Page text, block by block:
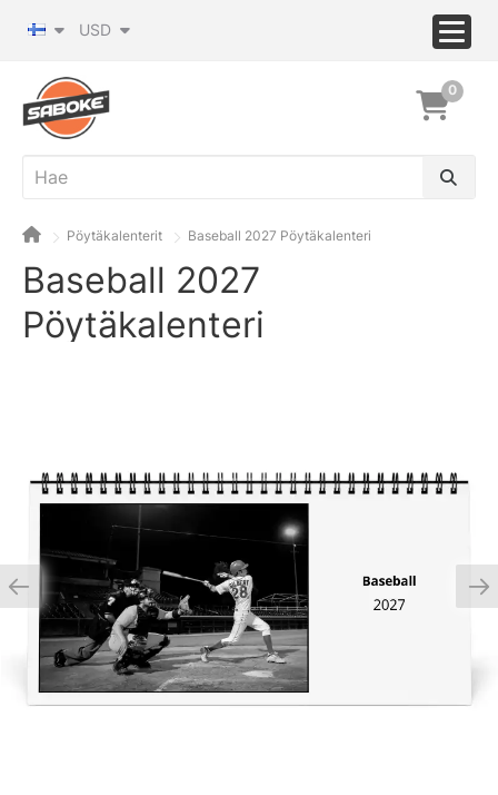
USD
0
Pöytäkalenterit Baseball 2027 Pöytäkalenteri
Baseball 2027
Pöytäkalenteri